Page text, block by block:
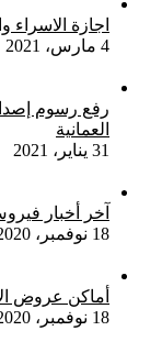
اجازة الاسراء
4 مارس، 2021
رفع رسوم
العمانية
31 يناير، 2021
آخر أخبار
18 نوفمبر، 2020
أماكن عروض
18 نوفمبر، 2020